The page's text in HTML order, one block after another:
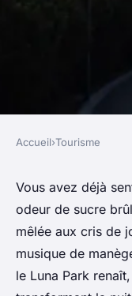
Argelès-
Éléanore •26/03/
Accueil›Tourisme
Vous avez déjà
odeur de sucre
mêlée aux cris de
musique de
le Luna Park